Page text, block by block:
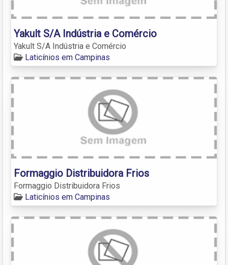
Yakult S/A Indústria e Comércio
Yakult S/A Indústria e Comércio
Laticínios em Campinas
Formaggio Distribuidora Frios
Formaggio Distribuidora Frios
Laticínios em Campinas